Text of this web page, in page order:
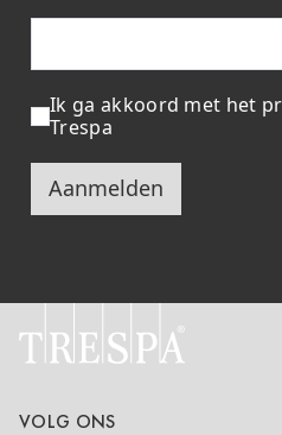
Ik ga akkoord met het
Trespa
Aanmelden
VOLG ONS